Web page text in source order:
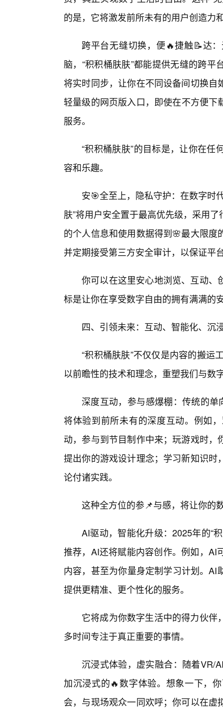
的是，它将激发前所未有的用户创造力
跨平台无缝切换，便🔥捷触📝达
脑，“积积桶肤肤”都能提供无缝的跨
将实时同步，让你在不同设备间切换
轻量级的网页版入口，即使在不方便
服务。
“积积桶肤肤”的目标是，让你在
容和乐趣。
安🎯全至上，隐私守护：在数字时
肤”将用户安全置于最高优先级，采用
的个人信息和使用数据得到🌸最大限
并定期接受第三方安全审计，以保证平
你可以在这里安心地浏览、互动、
标是让你在享受数字自由的拥有满满的
四、引领未来：互动、智能化、沉
“积积桶肤肤”不仅仅是内容的搬运
以前瞻性的技术和理念，重塑我们与数
深度互动，参与感爆棚：传统的单
将体验到前所未有的深度互动。例如
动，参与到节目制作中来；玩游戏时
提出你的游戏设计理念；学习新知识
论付诸实践。
这种全方位的参📌与感，将让你的
AI驱动，智能化升级：2025年的“
推荐，AI还将赋能内容创作。例如，AI
内容，甚至为你量身定制学习计划。
提供更精准、更个性化的服务。
它将成为你数字生活中的得力伙
多时间专注于真正重要的事情。
沉浸式体验，虚实融合：随着VR/
加沉浸式的🔥数字体验。想象一下，
会，与现场观众一同欢呼；你可以在